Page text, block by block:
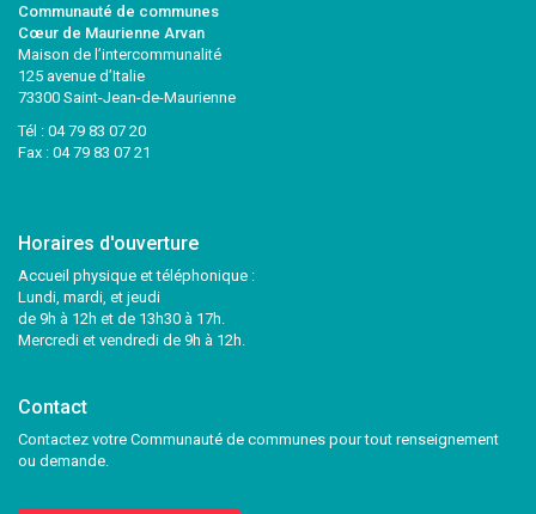
Communauté de communes
Cœur de Maurienne Arvan
Maison de l’intercommunalité
125 avenue d’Italie
73300 Saint-Jean-de-Maurienne
Tél : 04 79 83 07 20
Fax : 04 79 83 07 21
Horaires d'ouverture
Accueil physique et téléphonique :
Lundi, mardi, et jeudi
de 9h à 12h et de 13h30 à 17h.
Mercredi et vendredi de 9h à 12h.
Contact
Contactez votre Communauté de communes pour tout renseignement
ou demande.